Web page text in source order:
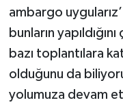
ambargo
bunların
bazı toplantılara
olduğunu da
yolumuza devam